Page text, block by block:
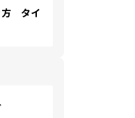
方 タイ